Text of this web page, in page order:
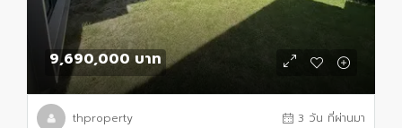
9,690,000 บาท
thproperty 3 วัน ที่ผ่านมา